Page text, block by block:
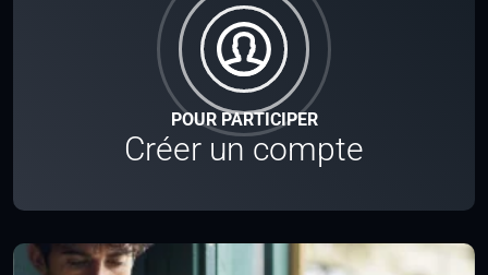
POUR PARTICIPER
Créer un compte